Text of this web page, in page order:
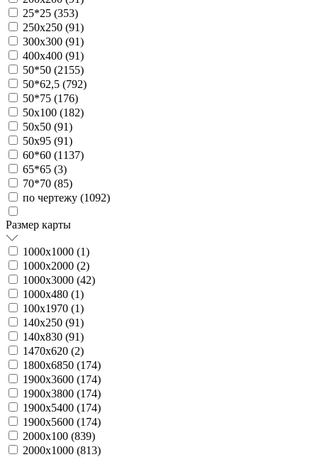
25*25 (353)
250х250 (91)
300х300 (91)
400х400 (91)
50*50 (2155)
50*62,5 (792)
50*75 (176)
50х100 (182)
50х50 (91)
50х95 (91)
60*60 (1137)
65*65 (3)
70*70 (85)
по чертежу (1092)
Размер карты
1000х1000 (1)
1000х2000 (2)
1000х3000 (42)
1000х480 (1)
100х1970 (1)
140х250 (91)
140х830 (91)
1470х620 (2)
1800х6850 (174)
1900х3600 (174)
1900х3800 (174)
1900х5400 (174)
1900х5600 (174)
2000х100 (839)
2000х1000 (813)